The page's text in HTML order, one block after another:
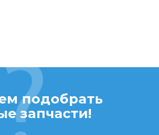
подобрать
запчасти!